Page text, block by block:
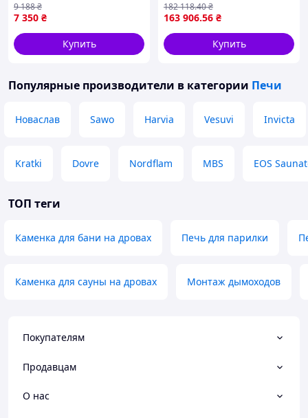
поверхностью (сталь 5 мм)
Черный Vmarket
7 350 ₴
9 188₴
Купить
163 906.56 ₴
182 118.40₴
Купить
Популярные производители в категории Печи
Новаслав Sawo Harvia Vesuvi Invicta
Kratki Dovre Nordflam MBS EOS
ТОП теги
Каменка для бани на дровах Печь для парилки
Каменка для сауны на дровах Монтаж дымоходов
Покупателям
Продавцам
О нас